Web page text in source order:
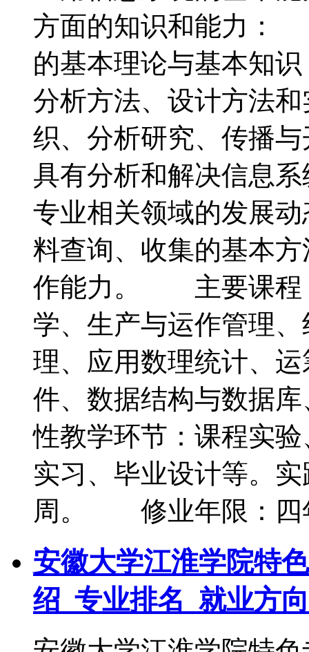
方面的知识和能力：
的基本理论与基本知
分析方法、设计方法
织、分析研究、传播
具有分析和解决信息
专业相关领域的发展
料查询、收集的基本
作能力。 主要课程
学、生产与运作管理
理、应用数理统计、
件、数据结构与数据
性教学环节：课程实
实习、毕业设计等。
周。 修业年限：四
安徽大学江淮学院特
绍_专业排名_就业方向